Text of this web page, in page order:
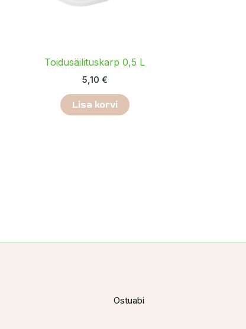
Toidusäilituskarp 0,5 L
5,10 €
Lisa korvi
Ostuabi